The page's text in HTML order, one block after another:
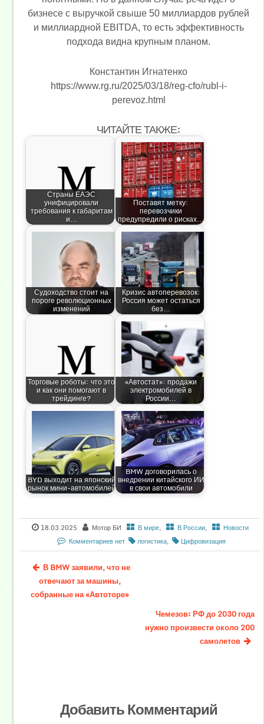
бизнесе с выручкой свыше 50 миллиардов рублей
и миллиардной EBITDA, то есть эффективность
подхода видна крупным планом.
Константин Игнатенко
https://www.rg.ru/2025/03/18/reg-cfo/rubl-i-
perevoz.html
ЧИТАЙТЕ ТАКЖЕ:
Страны ЕАЭС
унифицировали
требования к габаритам
и…
Поставят метку:
перевозчики
предупредили о рисках…
Судоходство стоит на
пороге революционных
изменений
Кризис автоперевозок:
Россия может остаться
без…
Торговые роботы: что это
и как они помогают в
трейдинге?
«Автостат»: продажи
электромобилей в
России…
BYD выходит на японский
рынок мини-автомобилей
BMW договорилась о
внедрении китайского ИИ
в свои автомобили
18.03.2025 Мотор БИ В мире, В России,
Новости
Комментариев нет
логистика, Цифровизация
В BMW заявили, что не
отвечают за машины,
собранные на «Автоторе»
Чемезов: РФ до 2030 года
нужно произвести около 200
самолетов
Добавить Комментарий